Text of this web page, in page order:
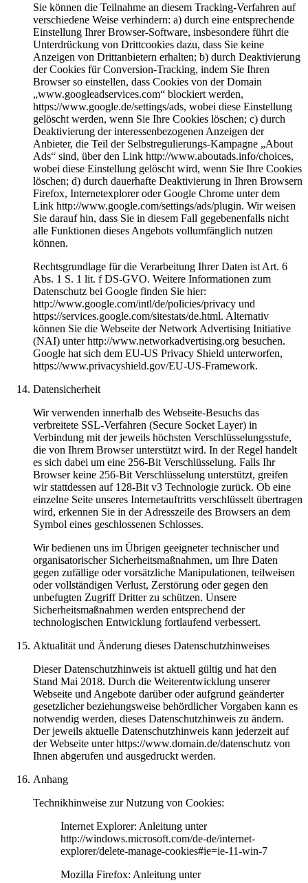
Sie können die Teilnahme an diesem Tracking-Verfahren auf
verschiedene Weise verhindern: a) durch eine entsprechende
Einstellung Ihrer Browser-Software, insbesondere führt die
Unterdrückung von Drittcookies dazu, dass Sie keine
Anzeigen von Drittanbietern erhalten; b) durch Deaktivierung
der Cookies für Conversion-Tracking, indem Sie Ihren
Browser so einstellen, dass Cookies von der Domain
„www.googleadservices.com“ blockiert werden,
https://www.google.de/settings/ads, wobei diese Einstellung
gelöscht werden, wenn Sie Ihre Cookies löschen; c) durch
Deaktivierung der interessenbezogenen Anzeigen der
Anbieter, die Teil der Selbstregulierungs-Kampagne „About
Ads“ sind, über den Link http://www.aboutads.info/choices,
wobei diese Einstellung gelöscht wird, wenn Sie Ihre Cookies
löschen; d) durch dauerhafte Deaktivierung in Ihren Browsern
Firefox, Internetexplorer oder Google Chrome unter dem
Link http://www.google.com/settings/ads/plugin. Wir weisen
Sie darauf hin, dass Sie in diesem Fall gegebenenfalls nicht
alle Funktionen dieses Angebots vollumfänglich nutzen
können.
Rechtsgrundlage für die Verarbeitung Ihrer Daten ist Art. 6
Abs. 1 S. 1 lit. f DS-GVO. Weitere Informationen zum
Datenschutz bei Google finden Sie hier:
http://www.google.com/intl/de/policies/privacy und
https://services.google.com/sitestats/de.html. Alternativ
können Sie die Webseite der Network Advertising Initiative
(NAI) unter http://www.networkadvertising.org besuchen.
Google hat sich dem EU-US Privacy Shield unterworfen,
https://www.privacyshield.gov/EU-US-Framework.
Datensicherheit
Wir verwenden innerhalb des Webseite-Besuchs das
verbreitete SSL-Verfahren (Secure Socket Layer) in
Verbindung mit der jeweils höchsten Verschlüsselungsstufe,
die von Ihrem Browser unterstützt wird. In der Regel handelt
es sich dabei um eine 256-Bit Verschlüsselung. Falls Ihr
Browser keine 256-Bit Verschlüsselung unterstützt, greifen
wir stattdessen auf 128-Bit v3 Technologie zurück. Ob eine
einzelne Seite unseres Internetauftritts verschlüsselt übertragen
wird, erkennen Sie in der Adresszeile des Browsers an dem
Symbol eines geschlossenen Schlosses.
Wir bedienen uns im Übrigen geeigneter technischer und
organisatorischer Sicherheitsmaßnahmen, um Ihre Daten
gegen zufällige oder vorsätzliche Manipulationen, teilweisen
oder vollständigen Verlust, Zerstörung oder gegen den
unbefugten Zugriff Dritter zu schützen. Unsere
Sicherheitsmaßnahmen werden entsprechend der
technologischen Entwicklung fortlaufend verbessert.
Aktualität und Änderung dieses Datenschutzhinweises
Dieser Datenschutzhinweis ist aktuell gültig und hat den
Stand Mai 2018. Durch die Weiterentwicklung unserer
Webseite und Angebote darüber oder aufgrund geänderter
gesetzlicher beziehungsweise behördlicher Vorgaben kann es
notwendig werden, dieses Datenschutzhinweis zu ändern.
Der jeweils aktuelle Datenschutzhinweis kann jederzeit auf
der Webseite unter https://www.domain.de/datenschutz von
Ihnen abgerufen und ausgedruckt werden.
Anhang
Technikhinweise zur Nutzung von Cookies:
Internet Explorer: Anleitung unter
http://windows.microsoft.com/de-de/internet-
explorer/delete-manage-cookies#ie=ie-11-win-7
Mozilla Firefox: Anleitung unter